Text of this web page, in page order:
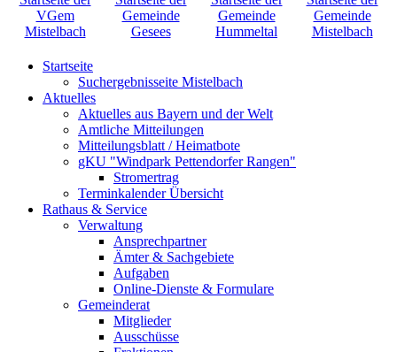
Startseite
Suchergebnisseite Mistelbach
Aktuelles
Aktuelles aus Bayern und der Welt
Amtliche Mitteilungen
Mitteilungsblatt / Heimatbote
gKU "Windpark Pettendorfer Rangen"
Stromertrag
Terminkalender Übersicht
Rathaus & Service
Verwaltung
Ansprechpartner
Ämter & Sachgebiete
Aufgaben
Online-Dienste & Formulare
Gemeinderat
Mitglieder
Ausschüsse